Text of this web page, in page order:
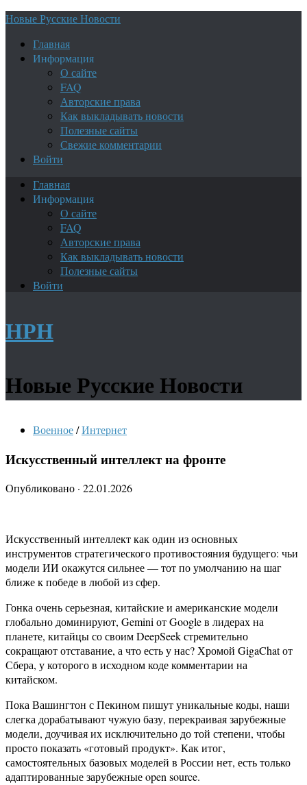
Новые Русские Новости
Главная
Информация
О сайте
FAQ
Авторские права
Как выкладывать новости
Полезные сайты
Свежие комментарии
Войти
Главная
Информация
О сайте
FAQ
Авторские права
Как выкладывать новости
Полезные сайты
Войти
НРН
Новые Русские Новости
Военное/Интернет
Искусственный интеллект на фронте
Опубликовано · 22.01.2026
Искусственный интеллект как один из основных
инструментов стратегического противостояния будущего: чьи
модели ИИ окажутся сильнее — тот по умолчанию на шаг
ближе к победе в любой из сфер.
Гонка очень серьезная, китайские и американские модели
глобально доминируют, Gemini от Google в лидерах на
планете, китайцы со своим DeepSeek стремительно
сокращают отставание, а что есть у нас? Хромой GigaChat от
Сбера, у которого в исходном коде комментарии на
китайском.
Пока Вашингтон с Пекином пишут уникальные коды, наши
слегка дорабатывают чужую базу, перекраивая зарубежные
модели, доучивая их исключительно до той степени, чтобы
просто показать «готовый продукт». Как итог,
самостоятельных базовых моделей в России нет, есть только
адаптированные зарубежные open source.